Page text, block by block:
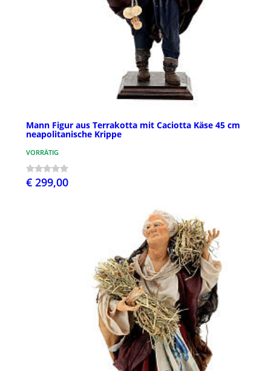
Mann Figur aus Terrakotta mit Caciotta Käse 45 cm
neapolitanische Krippe
VORRÄTIG
€ 299,00